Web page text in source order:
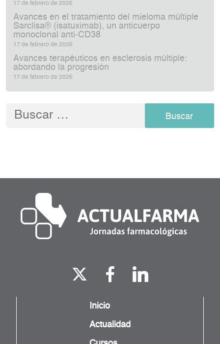
17 de febrero de 2026
Avances en el tratamiento del mieloma múltiple
Sarclisa® (isatuximab), un anticuerpo
monoclonal anti‑CD38
17 de febrero de 2026
Avances terapéuticos en esclerosis múltiple:
abordando la progresión
17 de febrero de 2026
Buscar:
Inicio
Actualidad